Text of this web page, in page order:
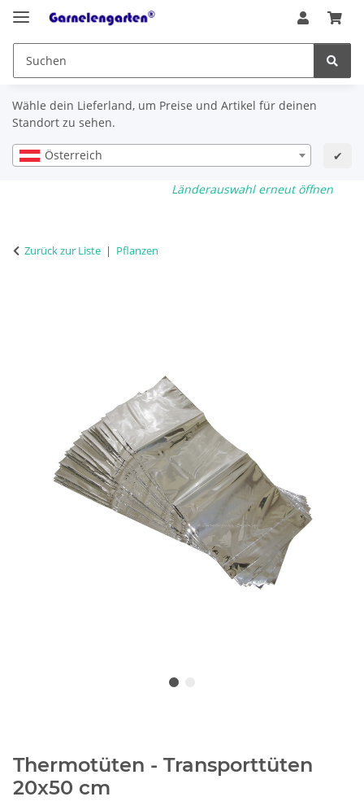
Wähle dein Lieferland, um Preise und Artikel für deinen
Standort zu sehen.
Österreich ✔
Länderauswahl erneut öffnen
Zurück zur Liste Pflanzen
Thermotüten - Transporttüten
20x50 cm